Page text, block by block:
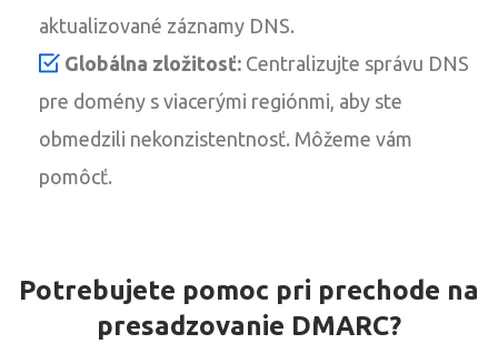
aktualizované záznamy DNS.
Globálna zložitosť: Centralizujte správu DNS
pre domény s viacerými regiónmi, aby ste
obmedzili nekonzistentnosť. Môžeme vám
pomôcť.
Potrebujete pomoc pri prechode na
presadzovanie DMARC?